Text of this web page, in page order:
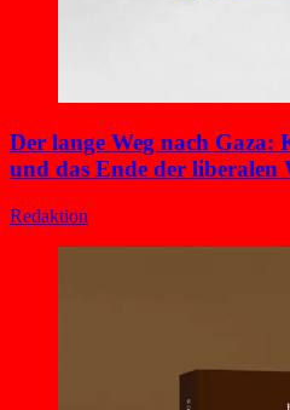
Der lange Weg nach Gaza:
und das Ende der liberalen
Redaktion